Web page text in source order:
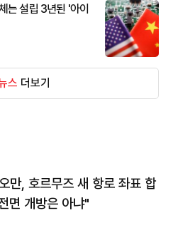
는 설립 3년된 '아이
스 더보기
만, 호르무즈 새 항로 좌표 합
면 개방은 아냐"